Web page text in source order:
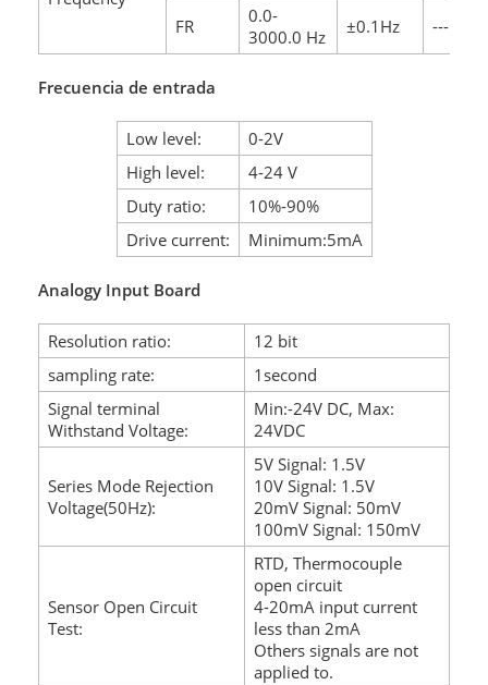
FR
0.0-
3000.0 Hz
±0.1Hz ---
Frecuencia de entrada
Low level:
0-2V
High level:
4-24 V
Duty ratio:
10%-90%
Drive current:
Minimum:5mA
Analogy Input Board
Resolution ratio:
12 bit
sampling rate:
1second
Signal terminal
Withstand Voltage:
Min:-24V DC, Max:
24VDC
Series Mode Rejection
Voltage(50Hz):
5V Signal: 1.5V
10V Signal: 1.5V
20mV Signal: 50mV
100mV Signal: 150mV
Sensor Open Circuit
Test:
RTD, Thermocouple
open circuit
4-20mA input current
less than 2mA
Others signals are not
applied to.